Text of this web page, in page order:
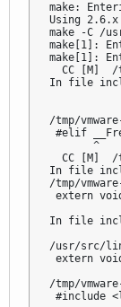
make:
Using
make -C /
make[1]:
make[1]:
CC [M]
In file
/tmp/
#elif
       ^
CC [M]  /
In file
/tmp/
extern
In file
/usr/src/
extern
/tmp/
#include